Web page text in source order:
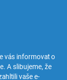
vás informovat o
A slibujeme, že
vaše e-